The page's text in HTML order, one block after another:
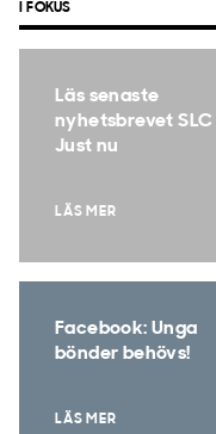
I FOKUS
Läs senaste
nyhetsbrevet SLC
Just nu
LÄS MER
Facebook: Unga
bönder behövs!
LÄS MER